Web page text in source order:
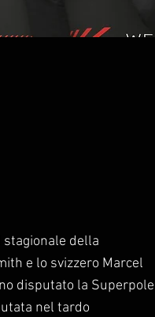
stagionale della
e lo svizzero Marcel
disputato la Superpole
nel tardo